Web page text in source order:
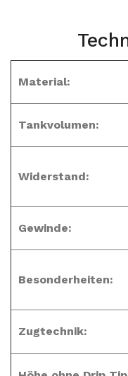
Material:
Tankvolumen:
Widerstand:
Gewinde:
Besonderheiten:
Zugtechnik: